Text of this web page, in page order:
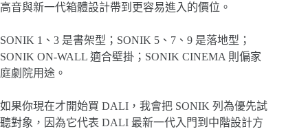
高音與新一代箱體設計帶到更容易進入的價位。
SONIK 1、3 是書架型；SONIK 5、7、9 是落地型；
SONIK ON-WALL 適合壁掛；SONIK CINEMA 則偏家
庭劇院用途。
如果你現在才開始買 DALI，我會把 SONIK 列為優先試
聽對象，因為它代表 DALI 最新一代入門到中階設計方